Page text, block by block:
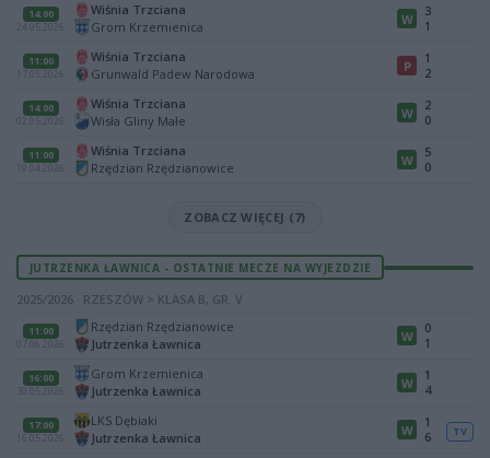
14:00
24.05.2026
Wiśnia Trzciana
Grom Krzemienica
W
3
1
11:00
17.05.2026
Wiśnia Trzciana
Grunwald Padew Narodowa
P
1
2
14:00
02.05.2026
Wiśnia Trzciana
Wisła Gliny Małe
W
2
0
11:00
19.04.2026
Wiśnia Trzciana
Rzędzian Rzędzianowice
W
5
0
ZOBACZ WIĘCEJ (7)
JUTRZENKA ŁAWNICA - OSTATNIE MECZE NA WYJEZDZIE
2025/2026 · RZESZÓW > KLASA B, GR. V
11:00
07.06.2026
Rzędzian Rzędzianowice
Jutrzenka Ławnica
W
0
1
16:00
30.05.2026
Grom Krzemienica
Jutrzenka Ławnica
W
1
4
17:00
16.05.2026
LKS Dębiaki
Jutrzenka Ławnica
W
1
6
TV